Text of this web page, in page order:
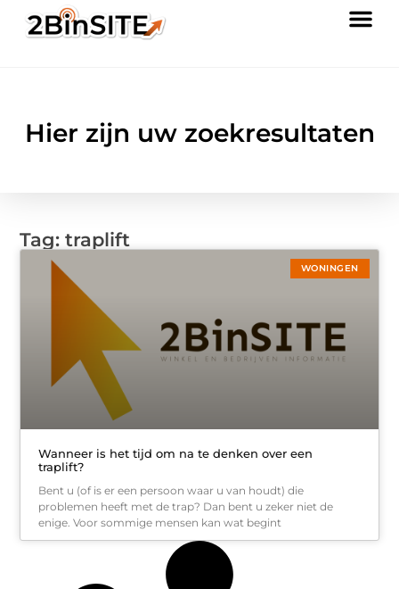
Hier zijn uw zoekresultaten
Tag: traplift
WONINGEN
Wanneer is het tijd om na te denken over een
traplift?
Bent u (of is er een persoon waar u van houdt) die
problemen heeft met de trap? Dan bent u zeker niet de
enige. Voor sommige mensen kan wat begint